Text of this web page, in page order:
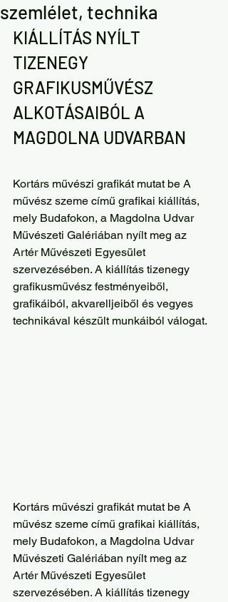
szemlélet, technika
KIÁLLÍTÁS NYÍLT
TIZENEGY
GRAFIKUSMŰVÉSZ
ALKOTÁSAIBÓL A
MAGDOLNA UDVARBAN
Kortárs művészi grafikát mutat be A
művész szeme című grafikai kiállítás,
mely Budafokon, a Magdolna Udvar
Művészeti Galériában nyílt meg az
Artér Művészeti Egyesület
szervezésében. A kiállítás tizenegy
grafikusművész festményeiből,
grafikáiból, akvarelljeiből és vegyes
technikával készült munkáiból válogat.
Kortárs művészi grafikát mutat be A
művész szeme című grafikai kiállítás,
mely Budafokon, a Magdolna Udvar
Művészeti Galériában nyílt meg az
Artér Művészeti Egyesület
szervezésében. A kiállítás tizenegy